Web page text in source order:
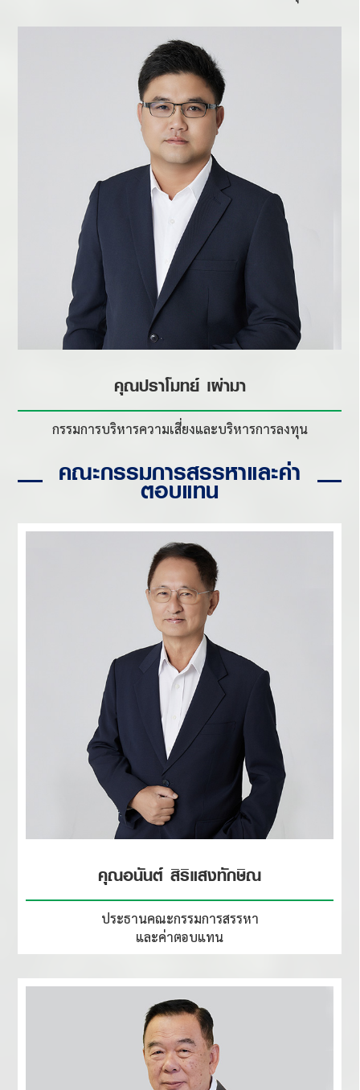
คุณปราโมทย์ เผ่ามา
กรรมการบริหารความเสี่ยงและบริหารการลงทุน
คณะกรรมการสรรหาและค่า
ตอบแทน
คุณอนันต์ สิริแสงทักษิณ
ประธานคณะกรรมการสรรหา
และค่าตอบแทน